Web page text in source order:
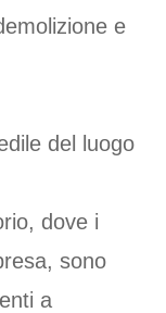
e
del luogo
dove i
sono
a